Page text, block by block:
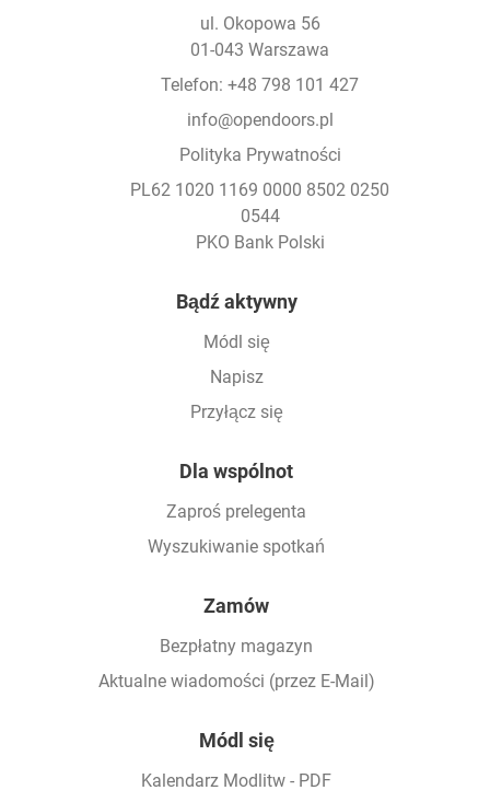
ul. Okopowa 56
01-043 Warszawa
Telefon: +48 798 101 427
info@opendoors.pl
Polityka Prywatności
PL62 1020 1169 0000 8502 0250
0544
PKO Bank Polski
Bądź aktywny
Módl się
Napisz
Przyłącz się
Dla wspólnot
Zaproś prelegenta
Wyszukiwanie spotkań
Zamów
Bezpłatny magazyn
Aktualne wiadomości (przez E-Mail)
Módl się
Kalendarz Modlitw - PDF